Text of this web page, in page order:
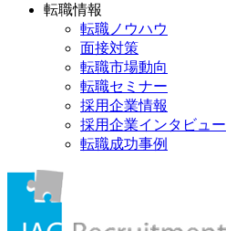
転職情報
転職ノウハウ
面接対策
転職市場動向
転職セミナー
採用企業情報
採用企業インタビュー
転職成功事例